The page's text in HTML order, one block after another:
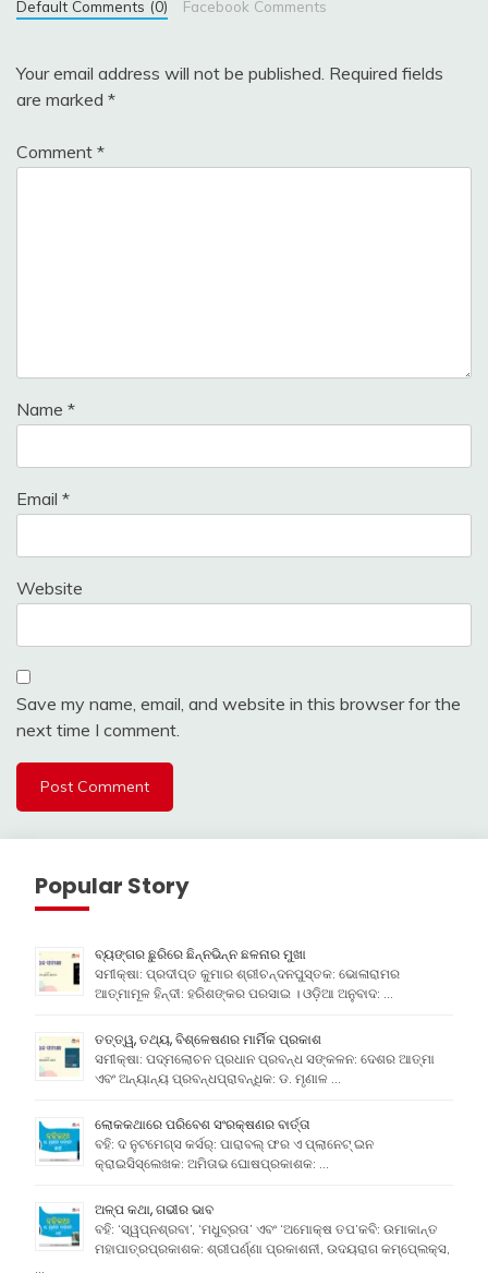
Default Comments (0) Facebook Comments
Your email address will not be published. Required fields
are marked *
Comment *
Name *
Email *
Website
Save my name, email, and website in this browser for the
next time I comment.
Popular Story
ବ୍ୟଙ୍ଗର ଛୁରିରେ ଛିନ୍ନଭିନ୍ନ ଛଳନାର ମୁଖା
ସମୀକ୍ଷା: ପ୍ରଦୀପ୍ତ କୁମାର ଶ୍ରୀଚନ୍ଦନପୁସ୍ତକ: ଭୋଳାରାମର
ଆତ୍ମାମୂଳ ହିନ୍ଦୀ: ହରିଶଙ୍କର ପରସାଇ । ଓଡ଼ିଆ ଅନୁବାଦ: …
ତତ୍ତ୍ୱ, ତଥ୍ୟ, ବିଶ୍ଳେଷଣର ମାର୍ମିକ ପ୍ରକାଶ
ସମୀକ୍ଷା: ପଦ୍ମଲୋଚନ ପ୍ରଧାନ ପ୍ରବନ୍ଧ ସଙ୍କଳନ: ଦେଶର ଆତ୍ମା
ଏବଂ ଅନ୍ୟାନ୍ୟ ପ୍ରବନ୍ଧପ୍ରାବନ୍ଧିକ: ଡ. ମୃଣାଳ …
ଲୋକକଥାରେ ପରିବେଶ ସଂରକ୍ଷଣର ବାର୍ତ୍ତା
ବହି: ଦ ନୁଟମେଗ୍ସ କର୍ସର୍: ପାରାବଲ୍ ଫର ଏ ପ୍ଲାନେଟ୍ ଇନ
କ୍ରାଇସିସ୍ଲେଖକ: ଅମିତାଭ ଘୋଷପ୍ରକାଶକ: …
ଅଳ୍ପ କଥା, ଗଭୀର ଭାବ
ବହି: ‘ସ୍ୱପ୍ନଶ୍ରବା’, ‘ମଧୁବ୍ରତା’ ଏବଂ ‘ଅମୋକ୍ଷ ତପ’କବି: ଉମାକାନ୍ତ
ମହାପାତ୍ରପ୍ରକାଶକ: ଶ୍ରୀପର୍ଣ୍ଣା ପ୍ରକାଶନୀ, ଉଦୟରାଗ କମ୍ପେ୍ଲକ୍ସ,